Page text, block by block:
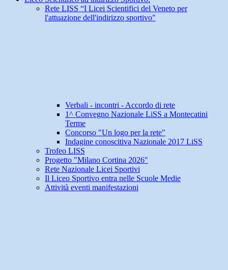
Rete LISS “I Licei Scientifici del Veneto per
l'attuazione dell'indirizzo sportivo"
Verbali - incontri - Accordo di rete
1^ Convegno Nazionale LiSS a Montecatini
Terme
Concorso "Un logo per la rete"
Indagine conoscitiva Nazionale 2017 LiSS
Trofeo LISS
Progetto "Milano Cortina 2026"
Rete Nazionale Licei Sportivi
Il Liceo Sportivo entra nelle Scuole Medie
Attività eventi manifestazioni